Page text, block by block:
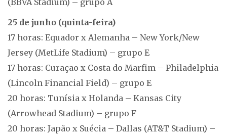
(BBVA Stadium) – grupo A
25 de junho (quinta-feira)
17 horas: Equador x Alemanha – New York/New
Jersey (MetLife Stadium) – grupo E
17 horas: Curaçao x Costa do Marfim – Philadelphia
(Lincoln Financial Field) – grupo E
20 horas: Tunísia x Holanda – Kansas City
(Arrowhead Stadium) – grupo F
20 horas: Japão x Suécia – Dallas (AT&T Stadium) –